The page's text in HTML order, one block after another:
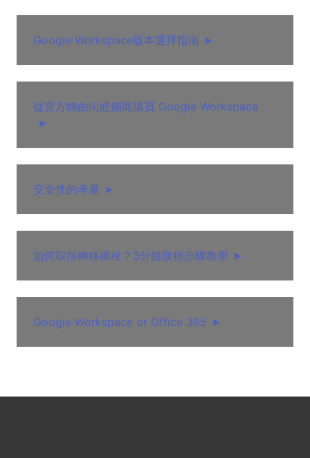
Google Workspace版本選擇指南 ➤
從官方轉由向經銷商購買 Google Workspace
➤
安全性的考量 ➤
如何取得轉移權杖？3分鐘取得步驟教學 ➤
Google Workspace or Office 365 ➤